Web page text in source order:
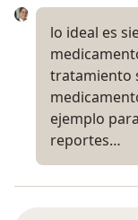
lo ideal es
tratamiento
ejemplo
reportes…